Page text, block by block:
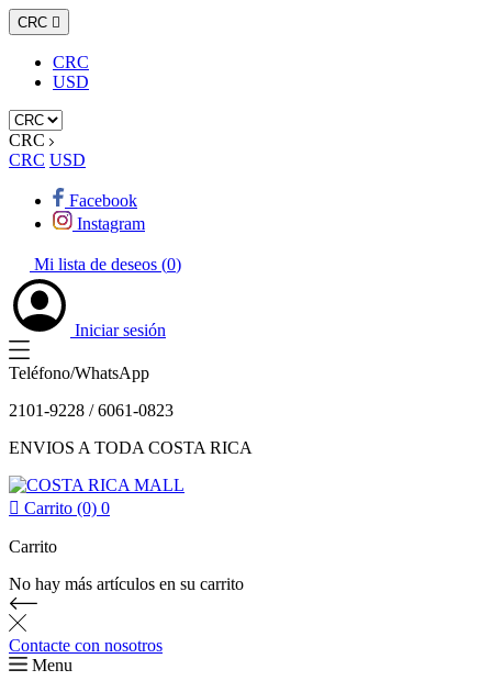
CRC 
CRC
USD
CRC
CRC USD
Facebook
Instagram
Mi lista de deseos (0)
Iniciar sesión
Teléfono/WhatsApp
2101-9228 / 6061-0823
ENVIOS A TODA COSTA RICA
 Carrito (0) 0
Carrito
No hay más artículos en su carrito
Contacte con nosotros
Menu